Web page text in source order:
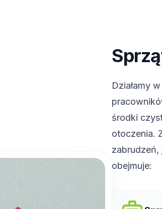
Działamy
środki
otoczenia.
zabrudzeń,
obejmuje: